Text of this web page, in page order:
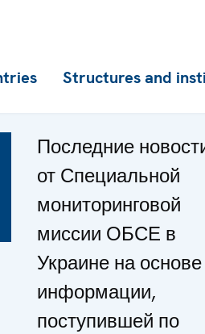
Structures and
Последние
от Специальной
мониторинговой
миссии ОБСЕ в
Украине на основе
информации,
поступившей по